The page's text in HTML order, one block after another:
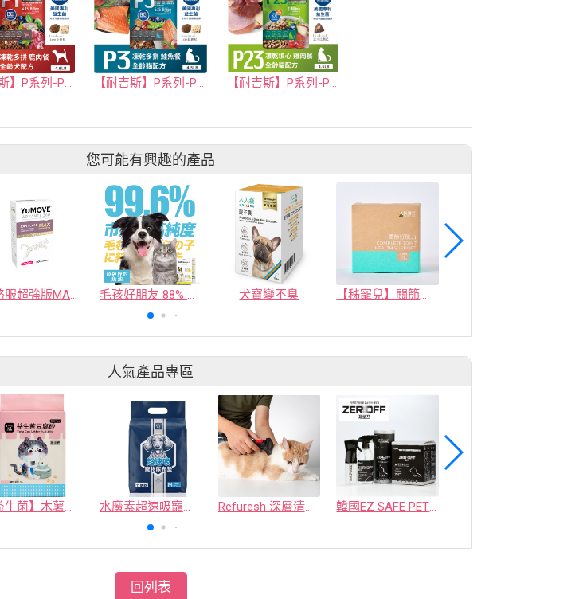
【耐吉斯】P系列-P1 凍乾多拼無穀鹿肉餐(全齡犬) 4.5磅 【耐吉斯】P系列-P3 凍乾多拼無穀鮭魚餐(全齡貓) 【耐吉斯】P系列-P23凍乾填心無穀雞肉餐(全齡貓)
您可能有興趣的產品
優骼服超強版MAX（貓） 毛孩好朋友 88% Omega-3頂級純魚油 | 60顆/盒 犬寶變不臭 【秭寵兒】關節好肌力
人氣產品專區
【益生菌】木薯豆腐砂/豆腐砂 (1包最低$119起)抽貓砂機 水魔素超速吸寵物尿布墊買1送1 Refuresh 深層清潔寵物廢毛梳 韓國EZ SAFE PET ZEROFF 消臭劑
回列表